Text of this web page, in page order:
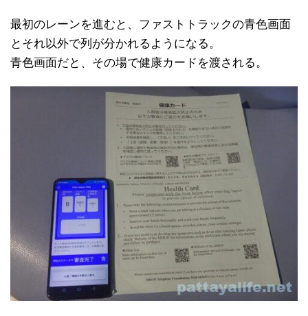
最初のレーンを進むと、ファストトラックの青色画面
とそれ以外で列が分かれるようになる。
青色画面だと、その場で健康カードを渡される。